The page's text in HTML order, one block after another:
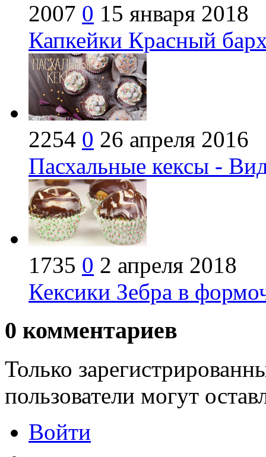
2007 0 15 января 2018
Капкейки Красный
2254 0 26 апреля 2016
Пасхальные кексы -
1735 0 2 апреля 2018
Кексики Зебра в
0 комментариев
Только
пользователи могут
Войти